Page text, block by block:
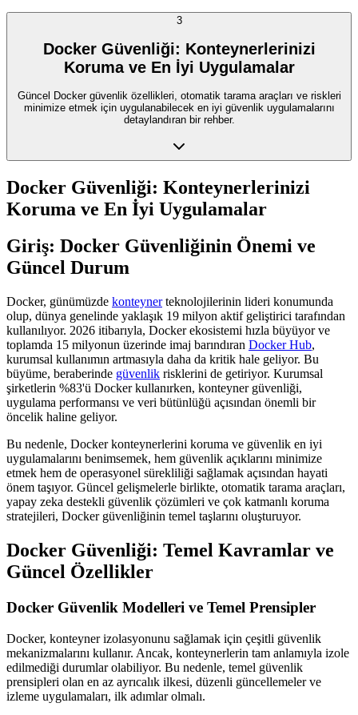
3
Docker Güvenliği: Konteynerlerinizi
Koruma ve En İyi Uygulamalar
Güncel Docker güvenlik özellikleri, otomatik tarama araçları ve riskleri
minimize etmek için uygulanabilecek en iyi güvenlik uygulamalarını
detaylandıran bir rehber.
Docker Güvenliği: Konteynerlerinizi
Koruma ve En İyi Uygulamalar
Giriş: Docker Güvenliğinin Önemi ve
Güncel Durum
Docker, günümüzde konteynerteknolojilerinin lideri konumunda
olup, dünya genelinde yaklaşık 19 milyon aktif geliştirici tarafından
kullanılıyor. 2026 itibarıyla, Docker ekosistemi hızla büyüyor ve
toplamda 15 milyonun üzerinde imaj barındıran Docker Hub,
kurumsal kullanımın artmasıyla daha da kritik hale geliyor. Bu
büyüme, beraberinde güvenlik risklerini de getiriyor. Kurumsal
şirketlerin %83'ü Docker kullanırken, konteyner güvenliği,
uygulama performansı ve veri bütünlüğü açısından önemli bir
öncelik haline geliyor.
Bu nedenle, Docker konteynerlerini koruma ve güvenlik en iyi
uygulamalarını benimsemek, hem güvenlik açıklarını minimize
etmek hem de operasyonel sürekliliği sağlamak açısından hayati
önem taşıyor. Güncel gelişmelerle birlikte, otomatik tarama araçları,
yapay zeka destekli güvenlik çözümleri ve çok katmanlı koruma
stratejileri, Docker güvenliğinin temel taşlarını oluşturuyor.
Docker Güvenliği: Temel Kavramlar ve
Güncel Özellikler
Docker Güvenlik Modelleri ve Temel Prensipler
Docker, konteyner izolasyonunu sağlamak için çeşitli güvenlik
mekanizmalarını kullanır. Ancak, konteynerlerin tam anlamıyla izole
edilmediği durumlar olabiliyor. Bu nedenle, temel güvenlik
prensipleri olan en az ayrıcalık ilkesi, düzenli güncellemeler ve
izleme uygulamaları, ilk adımlar olmalı.